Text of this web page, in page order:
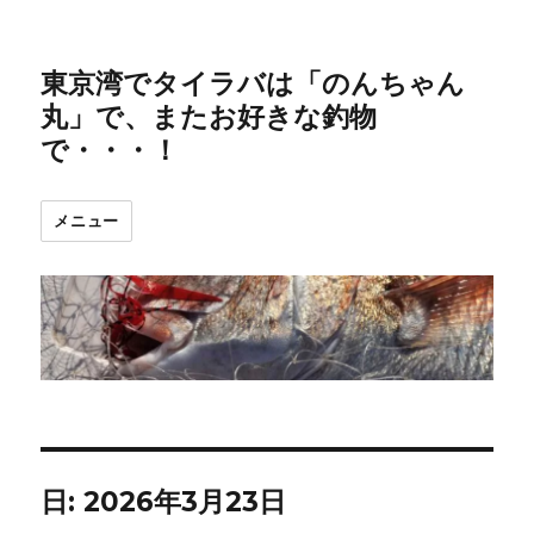
東京湾でタイラバは「のんちゃん
丸」で、またお好きな釣物
で・・・！
メニュー
日:2026年3月23日